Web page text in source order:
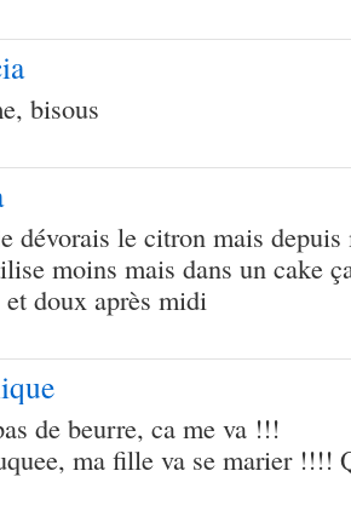
bisous
dévorais le citron mais depuis
moins mais dans un cake
et doux après midi
de beurre, ca me va !!!
ma fille va se marier !!!!